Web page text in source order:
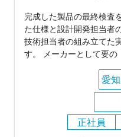
完成した製品の最終検査
た仕様と設計開発担当者
技術担当者の組み立てた
す。 メーカーとして要の
愛
正社員